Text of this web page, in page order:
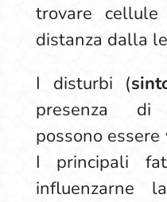
trovare
distanza dalla
I disturbi (
presenza di
possono
I principali
influenzarne